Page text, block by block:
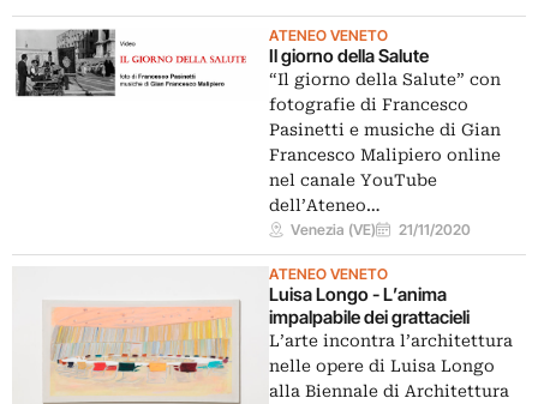
ATENEO VENETO
Il giorno della Salute
“Il giorno della Salute” con
fotografie di Francesco
Pasinetti e musiche di Gian
Francesco Malipiero online
nel canale YouTube
dell’Ateneo…
Venezia (VE) 21/11/2020
ATENEO VENETO
Luisa Longo - L’anima
impalpabile dei grattacieli
L’arte incontra l’architettura
nelle opere di Luisa Longo
alla Biennale di Architettura